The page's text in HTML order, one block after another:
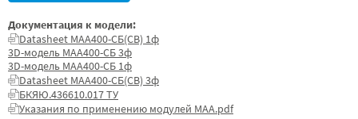
Документация к модели:
Datasheet МАА400-СБ(СВ) 1ф
3D-модель МАА400-СБ 3ф
3D-модель МАА400-СБ 1ф
Datasheet МАА400-СБ(СВ) 3ф
БКЯЮ.436610.017 ТУ
Указания по применению модулей МАА.pdf